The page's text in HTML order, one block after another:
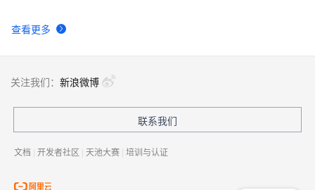
查看更多
关注我们： 新浪微博
联系我们
文档 | 开发者社区 | 天池大赛 | 培训与认证